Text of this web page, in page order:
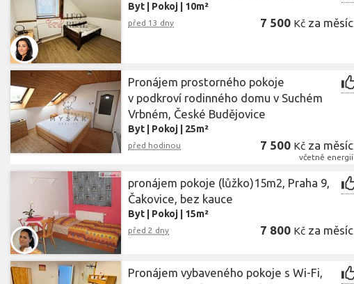
Byt Pokoj 10m²
před 13 dny 7 500 Kč za měsíc
Pronájem prostorného pokoje
v podkroví rodinného domu v Suchém
Vrbném, České Budějovice
Byt Pokoj 25m²
před hodinou 7 500 Kč za měsíc
včetně energií
pronájem pokoje (lůžko)15m2, Praha 9,
Čakovice, bez kauce
Byt Pokoj 15m²
před 2 dny 7 800 Kč za měsíc
Pronájem vybaveného pokoje s Wi-Fi,